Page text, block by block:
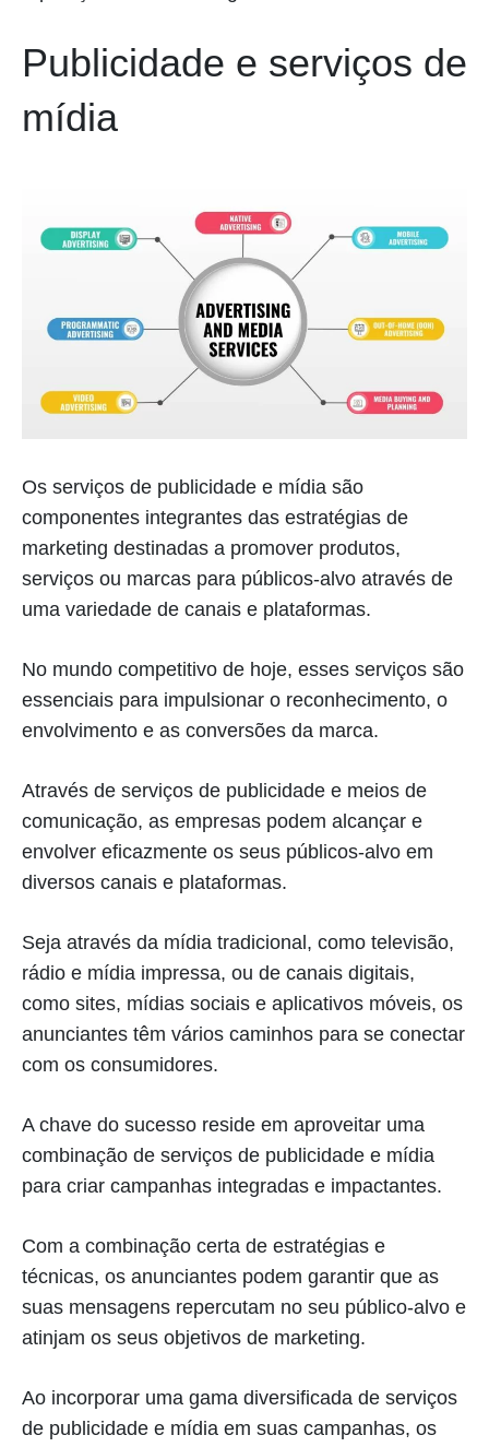
Publicidade e serviços de
mídia
Os serviços de publicidade e mídia são
componentes integrantes das estratégias de
marketing destinadas a promover produtos,
serviços ou marcas para públicos-alvo através de
uma variedade de canais e plataformas.
No mundo competitivo de hoje, esses serviços são
essenciais para impulsionar o reconhecimento, o
envolvimento e as conversões da marca.
Através de serviços de publicidade e meios de
comunicação, as empresas podem alcançar e
envolver eficazmente os seus públicos-alvo em
diversos canais e plataformas.
Seja através da mídia tradicional, como televisão,
rádio e mídia impressa, ou de canais digitais,
como sites, mídias sociais e aplicativos móveis, os
anunciantes têm vários caminhos para se conectar
com os consumidores.
A chave do sucesso reside em aproveitar uma
combinação de serviços de publicidade e mídia
para criar campanhas integradas e impactantes.
Com a combinação certa de estratégias e
técnicas, os anunciantes podem garantir que as
suas mensagens repercutam no seu público-alvo e
atinjam os seus objetivos de marketing.
Ao incorporar uma gama diversificada de serviços
de publicidade e mídia em suas campanhas, os